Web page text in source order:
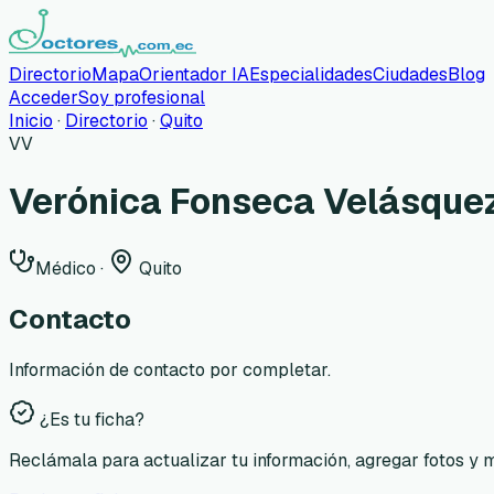
DirectorioMapaOrientador IAEspecialidadesCiudadesBlog
AccederSoy profesional
Inicio · Directorio ·Quito
VV
Verónica Fonseca
Médico · Quito
Contacto
Información de contacto por completar.
¿Es tu ficha?
Reclámala para actualizar tu información, agregar fotos y